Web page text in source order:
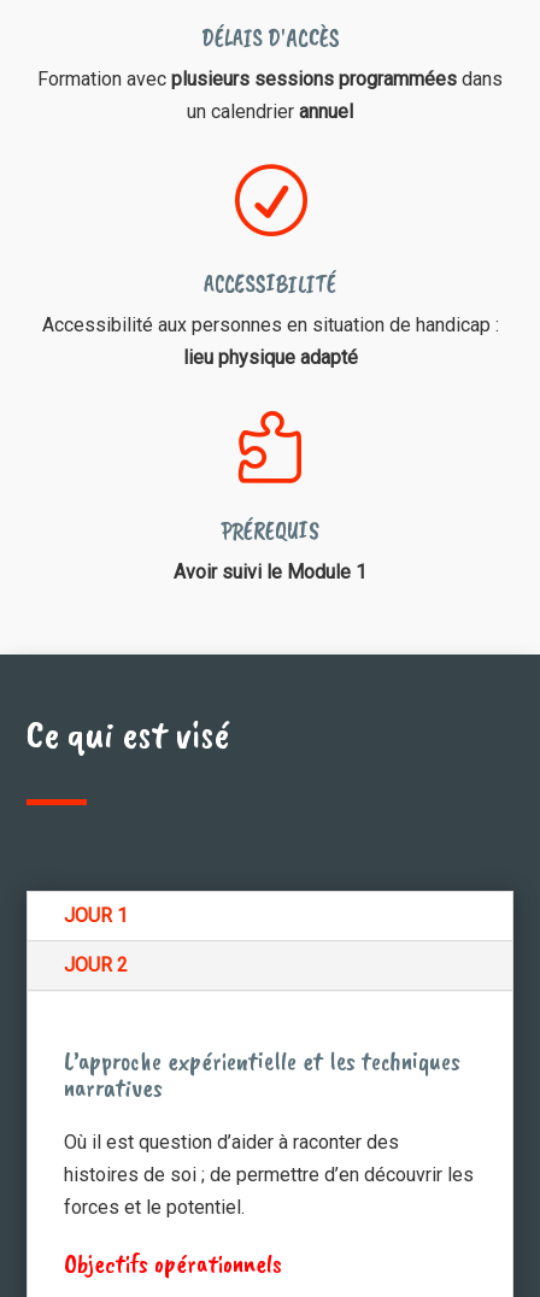
DÉLAIS D'ACCÈS
Formation avec plusieurs sessions programmées dans
un calendrier annuel
R
ACCESSIBILITÉ
Accessibilité aux personnes en situation de handicap :
lieu physique adapté

PRÉREQUIS
Avoir suivi le Module 1
Ce qui est visé
JOUR 1
JOUR 2
L’approche expérientielle et les techniques
narratives
Où il est question d’aider à raconter des
histoires de soi ; de permettre d’en découvrir les
forces et le potentiel.
Objectifs opérationnels